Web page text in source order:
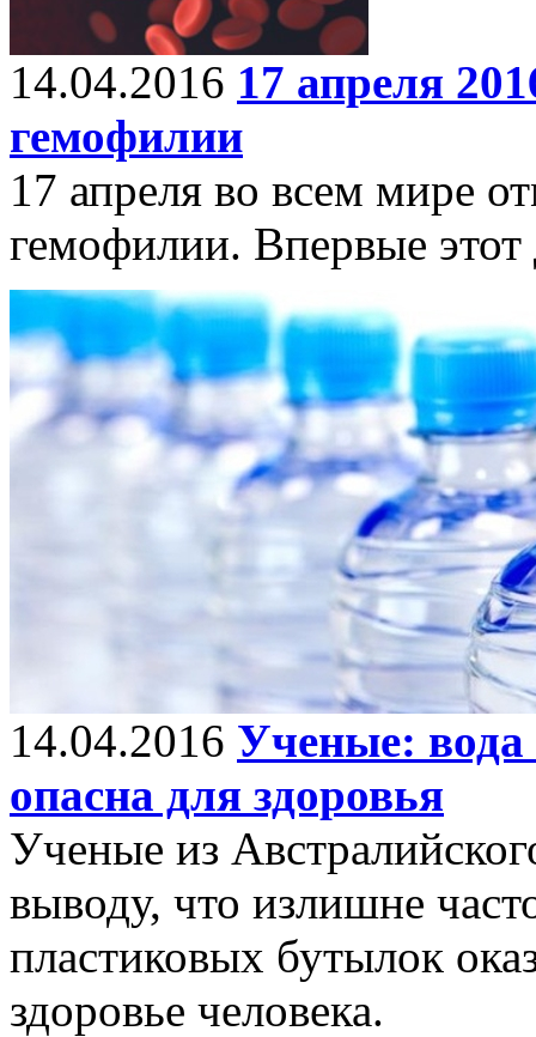
14.04.2016 17 апреля
гемофилии
17 апреля во всем мире
гемофилии. Впервые этот
14.04.2016 Ученые: вода
опасна для здоровья
Ученые из
выводу, что излишне
пластиковых бутылок
здоровье человека.